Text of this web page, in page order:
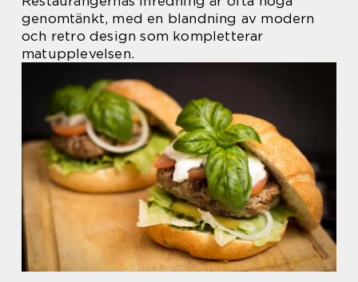
genomtänkt, med en blandning av modern
och retro design som kompletterar
matupplevelsen.